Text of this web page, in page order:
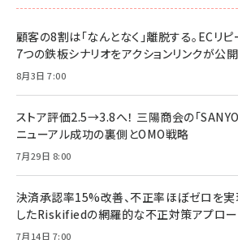
顧客の8割は「なんとなく」離脱する。ECリ
7つの鉄板シナリオをアクションリンクが公開
8月3日 7:00
ストア評価2.5→3.8へ！ 三陽商会の「SANYO
ニューアル成功の裏側とOMO戦略
7月29日 8:00
決済承認率15%改善、不正率ほぼゼロを実
したRiskifiedの網羅的な不正対策アプロ
7月14日 7:00